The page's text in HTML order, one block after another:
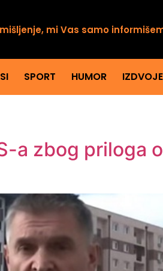
mi Vas samo
SPORT HUMOR
a zbog priloga